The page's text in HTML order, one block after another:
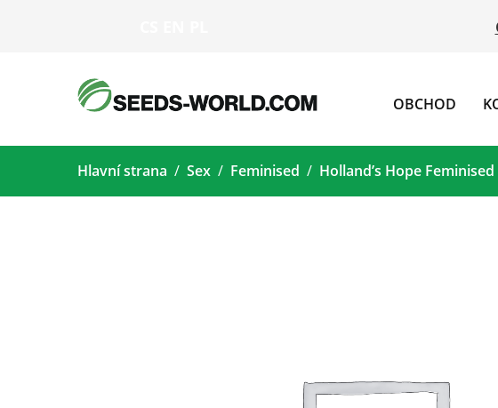
OBCHOD
Hlavní strana Sex Feminised Holland’s Hope Feminised